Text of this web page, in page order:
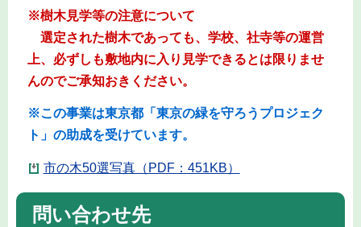
※樹木見学等の注意について
選定された樹木であっても、学校、社寺等の運営
上、必ずしも敷地内に入り見学できるとは限りませ
んのでご承知おきください。
※この事業は東京都「東京の緑を守ろうプロジェク
ト」の助成を受けています。
市の木50選写真（PDF：451KB）
問い合わせ先